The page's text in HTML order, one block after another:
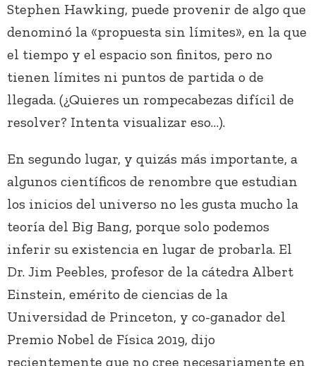
Stephen Hawking, puede provenir de algo que
denominó la «propuesta sin límites», en la que
el tiempo y el espacio son finitos, pero no
tienen límites ni puntos de partida o de
llegada. (¿Quieres un rompecabezas difícil de
resolver? Intenta visualizar eso…).
En segundo lugar, y quizás más importante, a
algunos científicos de renombre que estudian
los inicios del universo no les gusta mucho la
teoría del Big Bang, porque solo podemos
inferir su existencia en lugar de probarla. El
Dr. Jim Peebles, profesor de la cátedra Albert
Einstein, emérito de ciencias de la
Universidad de Princeton, y co-ganador del
Premio Nobel de Física 2019, dijo
recientemente que no cree necesariamente en